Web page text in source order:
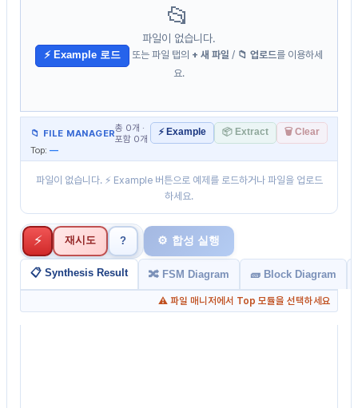
📂
파일이 없습니다.
⚡ Example 로드 또는 파일 탭의 + 새 파일 / 📁 업로드를 이용하세
요.
📁 FILE MANAGER총 0개 ·
포함 0개
⚡ Example 📦 Extract 🗑 Clear
Top: —
파일이 없습니다. ⚡ Example 버튼으로 예제를 로드하거나 파일을 업로드
하세요.
⚡ 재시도 ? ⚙️ 합성 실행
📋 Synthesis Result 🔀 FSM Diagram 🧱 Block Diagram
⚠ 파일 매니저에서 Top 모듈을 선택하세요